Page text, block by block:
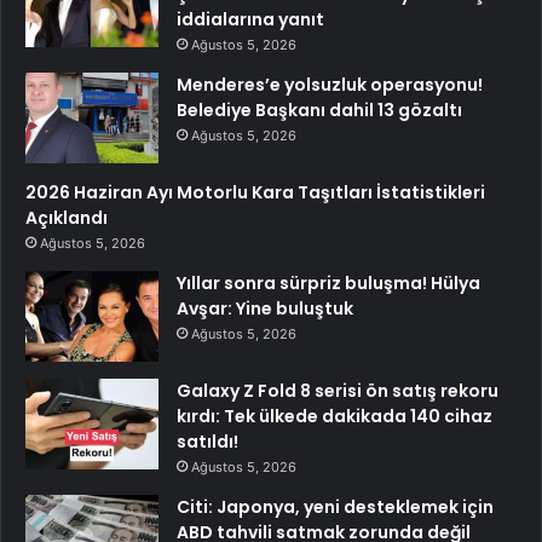
iddialarına yanıt
Ağustos 5, 2026
Menderes’e yolsuzluk operasyonu!
Belediye Başkanı dahil 13 gözaltı
Ağustos 5, 2026
2026 Haziran Ayı Motorlu Kara Taşıtları İstatistikleri
Açıklandı
Ağustos 5, 2026
Yıllar sonra sürpriz buluşma! Hülya
Avşar: Yine buluştuk
Ağustos 5, 2026
Galaxy Z Fold 8 serisi ön satış rekoru
kırdı: Tek ülkede dakikada 140 cihaz
satıldı!
Ağustos 5, 2026
Citi: Japonya, yeni desteklemek için
ABD tahvili satmak zorunda değil